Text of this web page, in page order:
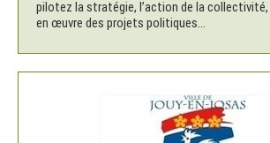
pilotez la stratégie, l’action de la collectivité,
en œuvre des projets politiques...